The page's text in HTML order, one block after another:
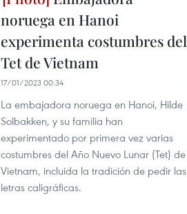
noruega en Hanoi
experimenta costumbres del
Tet de Vietnam
17/01/2023 00:34
La embajadora noruega en Hanoi, Hilde
Solbakken, y su familia han
experimentado por primera vez varias
costumbres del Año Nuevo Lunar (Tet) de
Vietnam, incluida la tradición de pedir las
letras caligráficas.